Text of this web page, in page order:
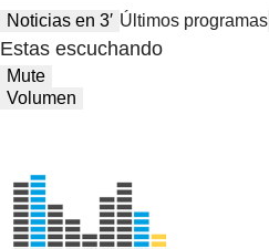
Noticias en 3′ Últimos programas
Estas escuchando
Mute
Volumen